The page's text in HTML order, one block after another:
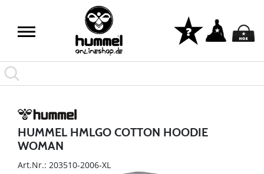
HUMMEL HMLGO COTTON HOODIE
WOMAN
Art.Nr.: 203510-2006-XL